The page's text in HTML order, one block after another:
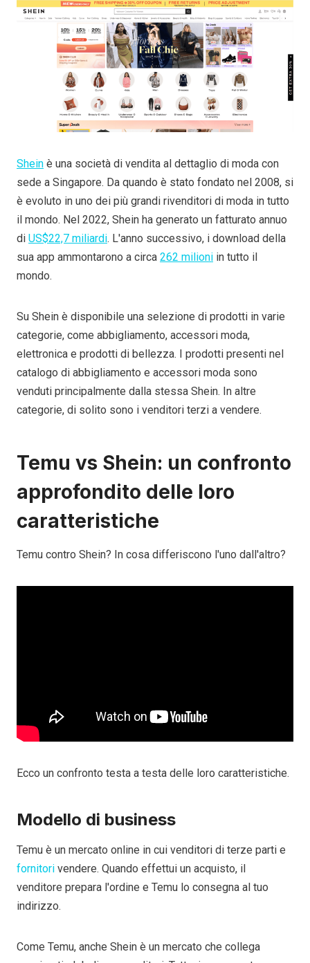
Shein è una società di vendita al dettaglio di moda con
sede a Singapore. Da quando è stato fondato nel 2008, si
è evoluto in uno dei più grandi rivenditori di moda in tutto
il mondo. Nel 2022, Shein ha generato un fatturato annuo
di US$22,7 miliardi. L'anno successivo, i download della
sua app ammontarono a circa 262 milioni in tutto il
mondo.
Su Shein è disponibile una selezione di prodotti in varie
categorie, come abbigliamento, accessori moda,
elettronica e prodotti di bellezza. I prodotti presenti nel
catalogo di abbigliamento e accessori moda sono
venduti principalmente dalla stessa Shein. In altre
categorie, di solito sono i venditori terzi a vendere.
Temu vs Shein: un confronto
approfondito delle loro
caratteristiche
Temu contro Shein? In cosa differiscono l'uno dall'altro?
Ecco un confronto testa a testa delle loro caratteristiche.
Modello di business
Temu è un mercato online in cui venditori di terze parti e
fornitori vendere. Quando effettui un acquisto, il
venditore prepara l'ordine e Temu lo consegna al tuo
indirizzo.
Come Temu, anche Shein è un mercato che collega